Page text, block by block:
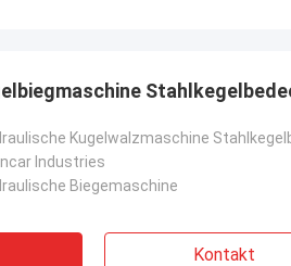
Kugelwalzmaschine
Industries
Biegemaschine
Kontakt